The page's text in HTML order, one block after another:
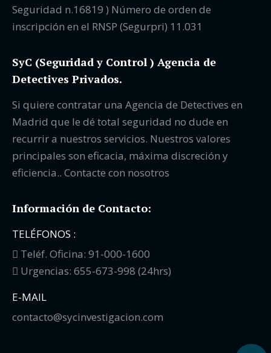
Seguridad n.16819 ) Número de orden de
inscripción en el RNSP (Segurpri) 11.031
SyC (Seguridad y Control ) Agencia de
Detectives Privados.
Si quiere contratar una Agencia de Detectives en
Madrid que le dé total seguridad no dude en
recurrir a nuestros servicios. Nuestros valores
principales son eficacia, máxima discreción y
eficiencia.. Contacte con nosotros
Información de Contacto:
TELÉFONOS :
Teléf. Oficina: 91-000-1600
Urgencias: 655-673-998 (24hrs)
E-MAIL
contacto@sycinvestigacion.com